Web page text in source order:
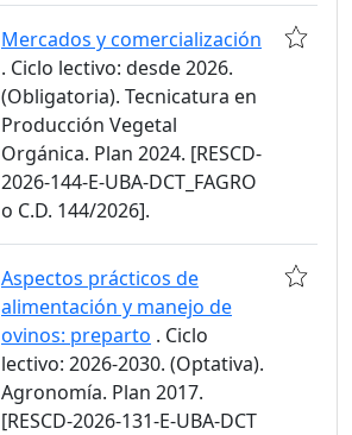
Mercados y comercialización
. Ciclo lectivo: desde 2026.
(Obligatoria). Tecnicatura en
Producción Vegetal
Orgánica. Plan 2024. [RESCD-
2026-144-E-UBA-DCT_FAGRO
o C.D. 144/2026].
Aspectos prácticos de
alimentación y manejo de
ovinos: preparto . Ciclo
lectivo: 2026-2030. (Optativa).
Agronomía. Plan 2017.
[RESCD-2026-131-E-UBA-DCT